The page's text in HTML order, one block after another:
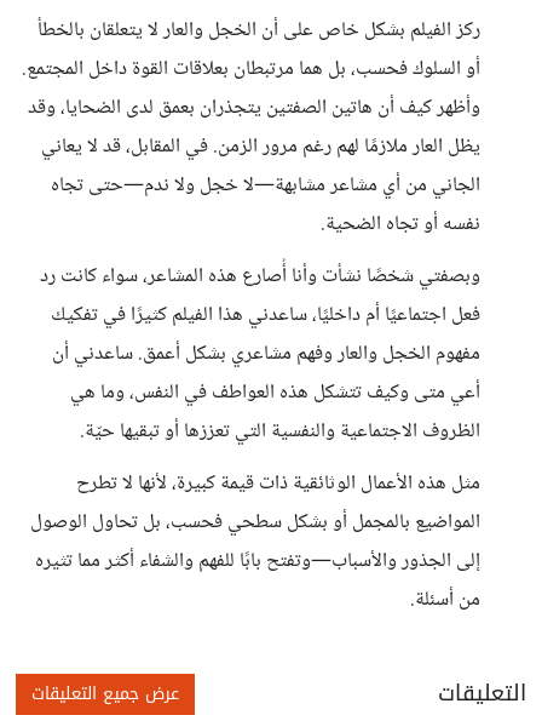
ركز الفيلم بشكل خاص على أن الخجل والعار لا يتعلقان بالخطأ
أو السلوك فحسب، بل هما مرتبطان بعلاقات القوة داخل المجتمع.
وأظهر كيف أن هاتين الصفتين يتجذران بعمق لدى الضحايا، وقد
يظل العار ملازمًا لهم رغم مرور الزمن. في المقابل، قد لا يعاني
الجاني من أي مشاعر مشابهة—لا خجل ولا ندم—حتى تجاه
نفسه أو تجاه الضحية.
وبصفتي شخصًا نشأت وأنا أُصارع هذه المشاعر، سواء كانت رد
فعل اجتماعيًا أم داخليًا، ساعدني هذا الفيلم كثيرًا في تفكيك
مفهوم الخجل والعار وفهم مشاعري بشكل أعمق. ساعدني أن
أعي متى وكيف تتشكل هذه العواطف في النفس، وما هي
الظروف الاجتماعية والنفسية التي تعززها أو تبقيها حيّة.
مثل هذه الأعمال الوثائقية ذات قيمة كبيرة، لأنها لا تطرح
المواضيع بالمجمل أو بشكل سطحي فحسب، بل تحاول الوصول
إلى الجذور والأسباب—وتفتح بابًا للفهم والشفاء أكثر مما تثيره
من أسئلة.
التعليقات عرض جميع التعليقات